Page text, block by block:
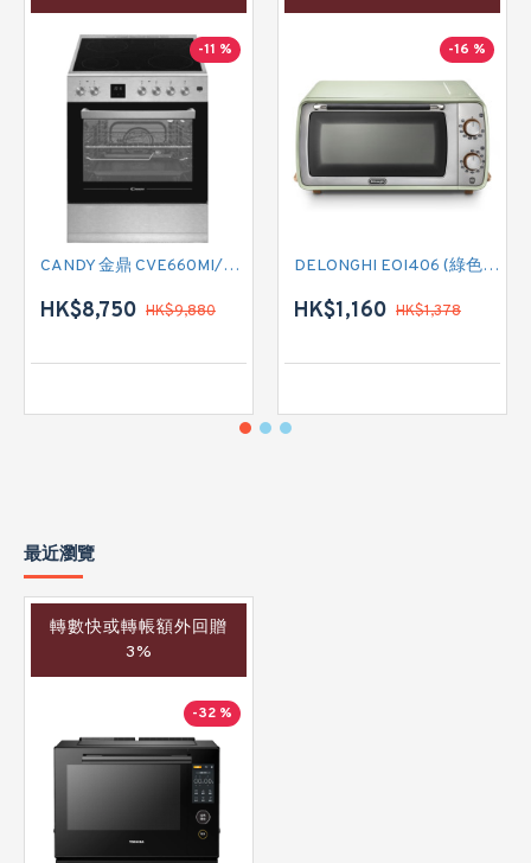
-11 %
CANDY 金鼎 CVE660MI/E 全座式電陶爐連焗爐
HK$8,750 HK$9,880
-16 %
DELONGHI EOI406 (綠色) 焗爐
HK$1,160 HK$1,378
最近瀏覽
轉數快或轉帳額外回贈
3%
-32 %